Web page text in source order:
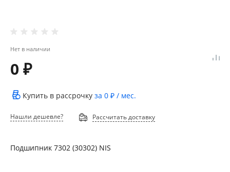
Нет в наличии
0 ₽
Купить в рассрочку за 0 ₽ / мес.
Нашли дешевле? Рассчитать доставку
Подшипник 7302 (30302) NIS